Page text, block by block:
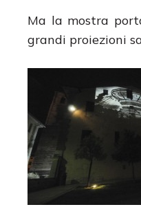
Ma la mostra
grandi proiezioni